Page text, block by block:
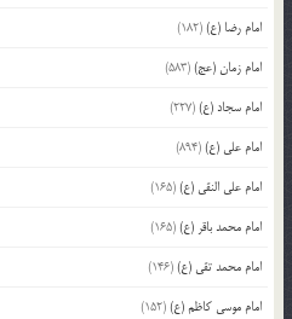
امام رضا (ع)(182)
امام زمان (عج)(583)
امام سجاد (ع)(227)
امام علی (ع)(894)
امام علی النقی (ع)(165)
امام محمد باقر (ع)(165)
امام محمد تقی (ع)(146)
امام موسی کاظم (ع)(152)